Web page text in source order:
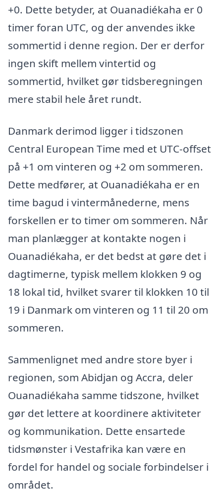
+0. Dette betyder, at Ouanadiékaha er 0
timer foran UTC, og der anvendes ikke
sommertid i denne region. Der er derfor
ingen skift mellem vintertid og
sommertid, hvilket gør tidsberegningen
mere stabil hele året rundt.
Danmark derimod ligger i tidszonen
Central European Time med et UTC-offset
på +1 om vinteren og +2 om sommeren.
Dette medfører, at Ouanadiékaha er en
time bagud i vintermånederne, mens
forskellen er to timer om sommeren. Når
man planlægger at kontakte nogen i
Ouanadiékaha, er det bedst at gøre det i
dagtimerne, typisk mellem klokken 9 og
18 lokal tid, hvilket svarer til klokken 10 til
19 i Danmark om vinteren og 11 til 20 om
sommeren.
Sammenlignet med andre store byer i
regionen, som Abidjan og Accra, deler
Ouanadiékaha samme tidszone, hvilket
gør det lettere at koordinere aktiviteter
og kommunikation. Dette ensartede
tidsmønster i Vestafrika kan være en
fordel for handel og sociale forbindelser i
området.